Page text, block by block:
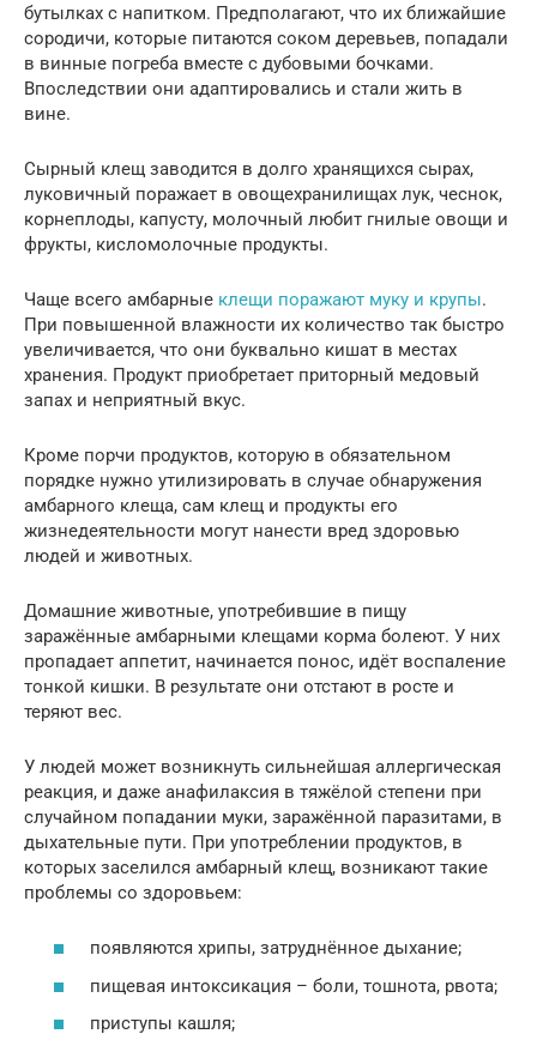
бутылках с напитком. Предполагают, что их ближайшие
сородичи, которые питаются соком деревьев, попадали
в винные погреба вместе с дубовыми бочками.
Впоследствии они адаптировались и стали жить в
вине.
Сырный клещ заводится в долго хранящихся сырах,
луковичный поражает в овощехранилищах лук, чеснок,
корнеплоды, капусту, молочный любит гнилые овощи и
фрукты, кисломолочные продукты.
Чаще всего амбарные клещи поражают муку и крупы.
При повышенной влажности их количество так быстро
увеличивается, что они буквально кишат в местах
хранения. Продукт приобретает приторный медовый
запах и неприятный вкус.
Кроме порчи продуктов, которую в обязательном
порядке нужно утилизировать в случае обнаружения
амбарного клеща, сам клещ и продукты его
жизнедеятельности могут нанести вред здоровью
людей и животных.
Домашние животные, употребившие в пищу
заражённые амбарными клещами корма болеют. У них
пропадает аппетит, начинается понос, идёт воспаление
тонкой кишки. В результате они отстают в росте и
теряют вес.
У людей может возникнуть сильнейшая аллергическая
реакция, и даже анафилаксия в тяжёлой степени при
случайном попадании муки, заражённой паразитами, в
дыхательные пути. При употреблении продуктов, в
которых заселился амбарный клещ, возникают такие
проблемы со здоровьем:
появляются хрипы, затруднённое дыхание;
пищевая интоксикация – боли, тошнота, рвота;
приступы кашля;